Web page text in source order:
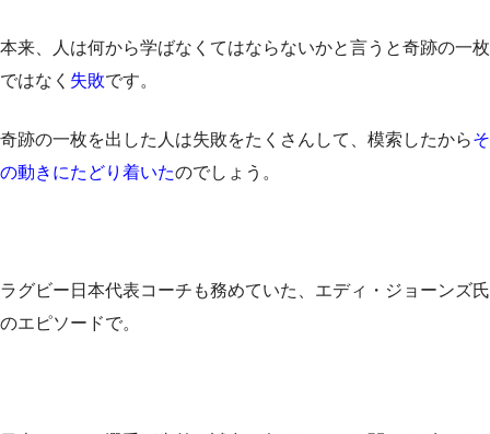
本来、人は何から学ばなくてはならないかと言うと奇跡の一枚
ではなく 失敗です。
奇跡の一枚を出した人は失敗をたくさんして、模索したからそ
の動きにたどり着いたのでしょう。
ラグビー日本代表コーチも務めていた、エディ・ジョーンズ氏
のエピソードで。